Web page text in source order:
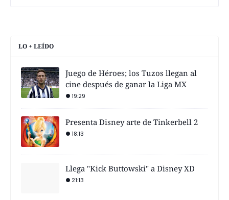
LO + LEÍDO
Juego de Héroes; los Tuzos llegan al
cine después de ganar la Liga MX
19:29
Presenta Disney arte de Tinkerbell 2
18:13
Llega "Kick Buttowski" a Disney XD
21:13